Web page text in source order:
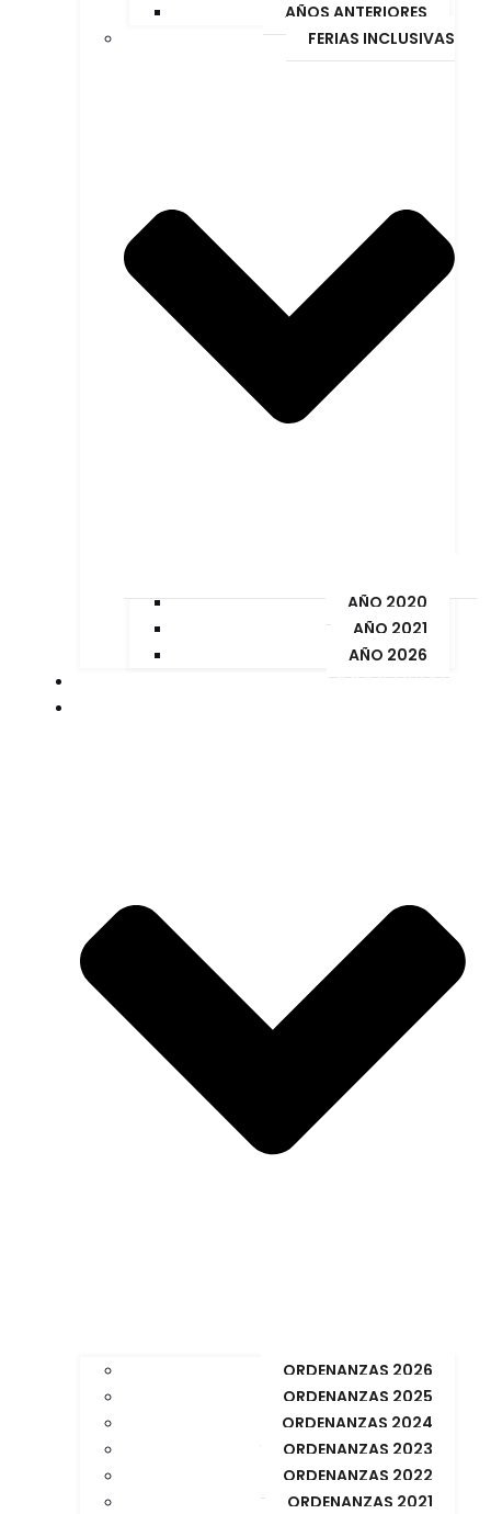
AÑOS ANTERIORES
FERIAS INCLUSIVAS
AÑO 2020
AÑO 2021
AÑO 2026
PAGOS Y MULTAS
ORDENANZAS 2026
ORDENANZAS 2025
ORDENANZAS 2024
ORDENANZAS 2023
ORDENANZAS 2022
ORDENANZAS 2021